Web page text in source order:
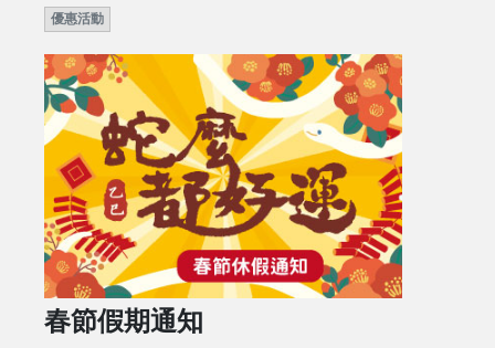
優惠活動
春節假期通知